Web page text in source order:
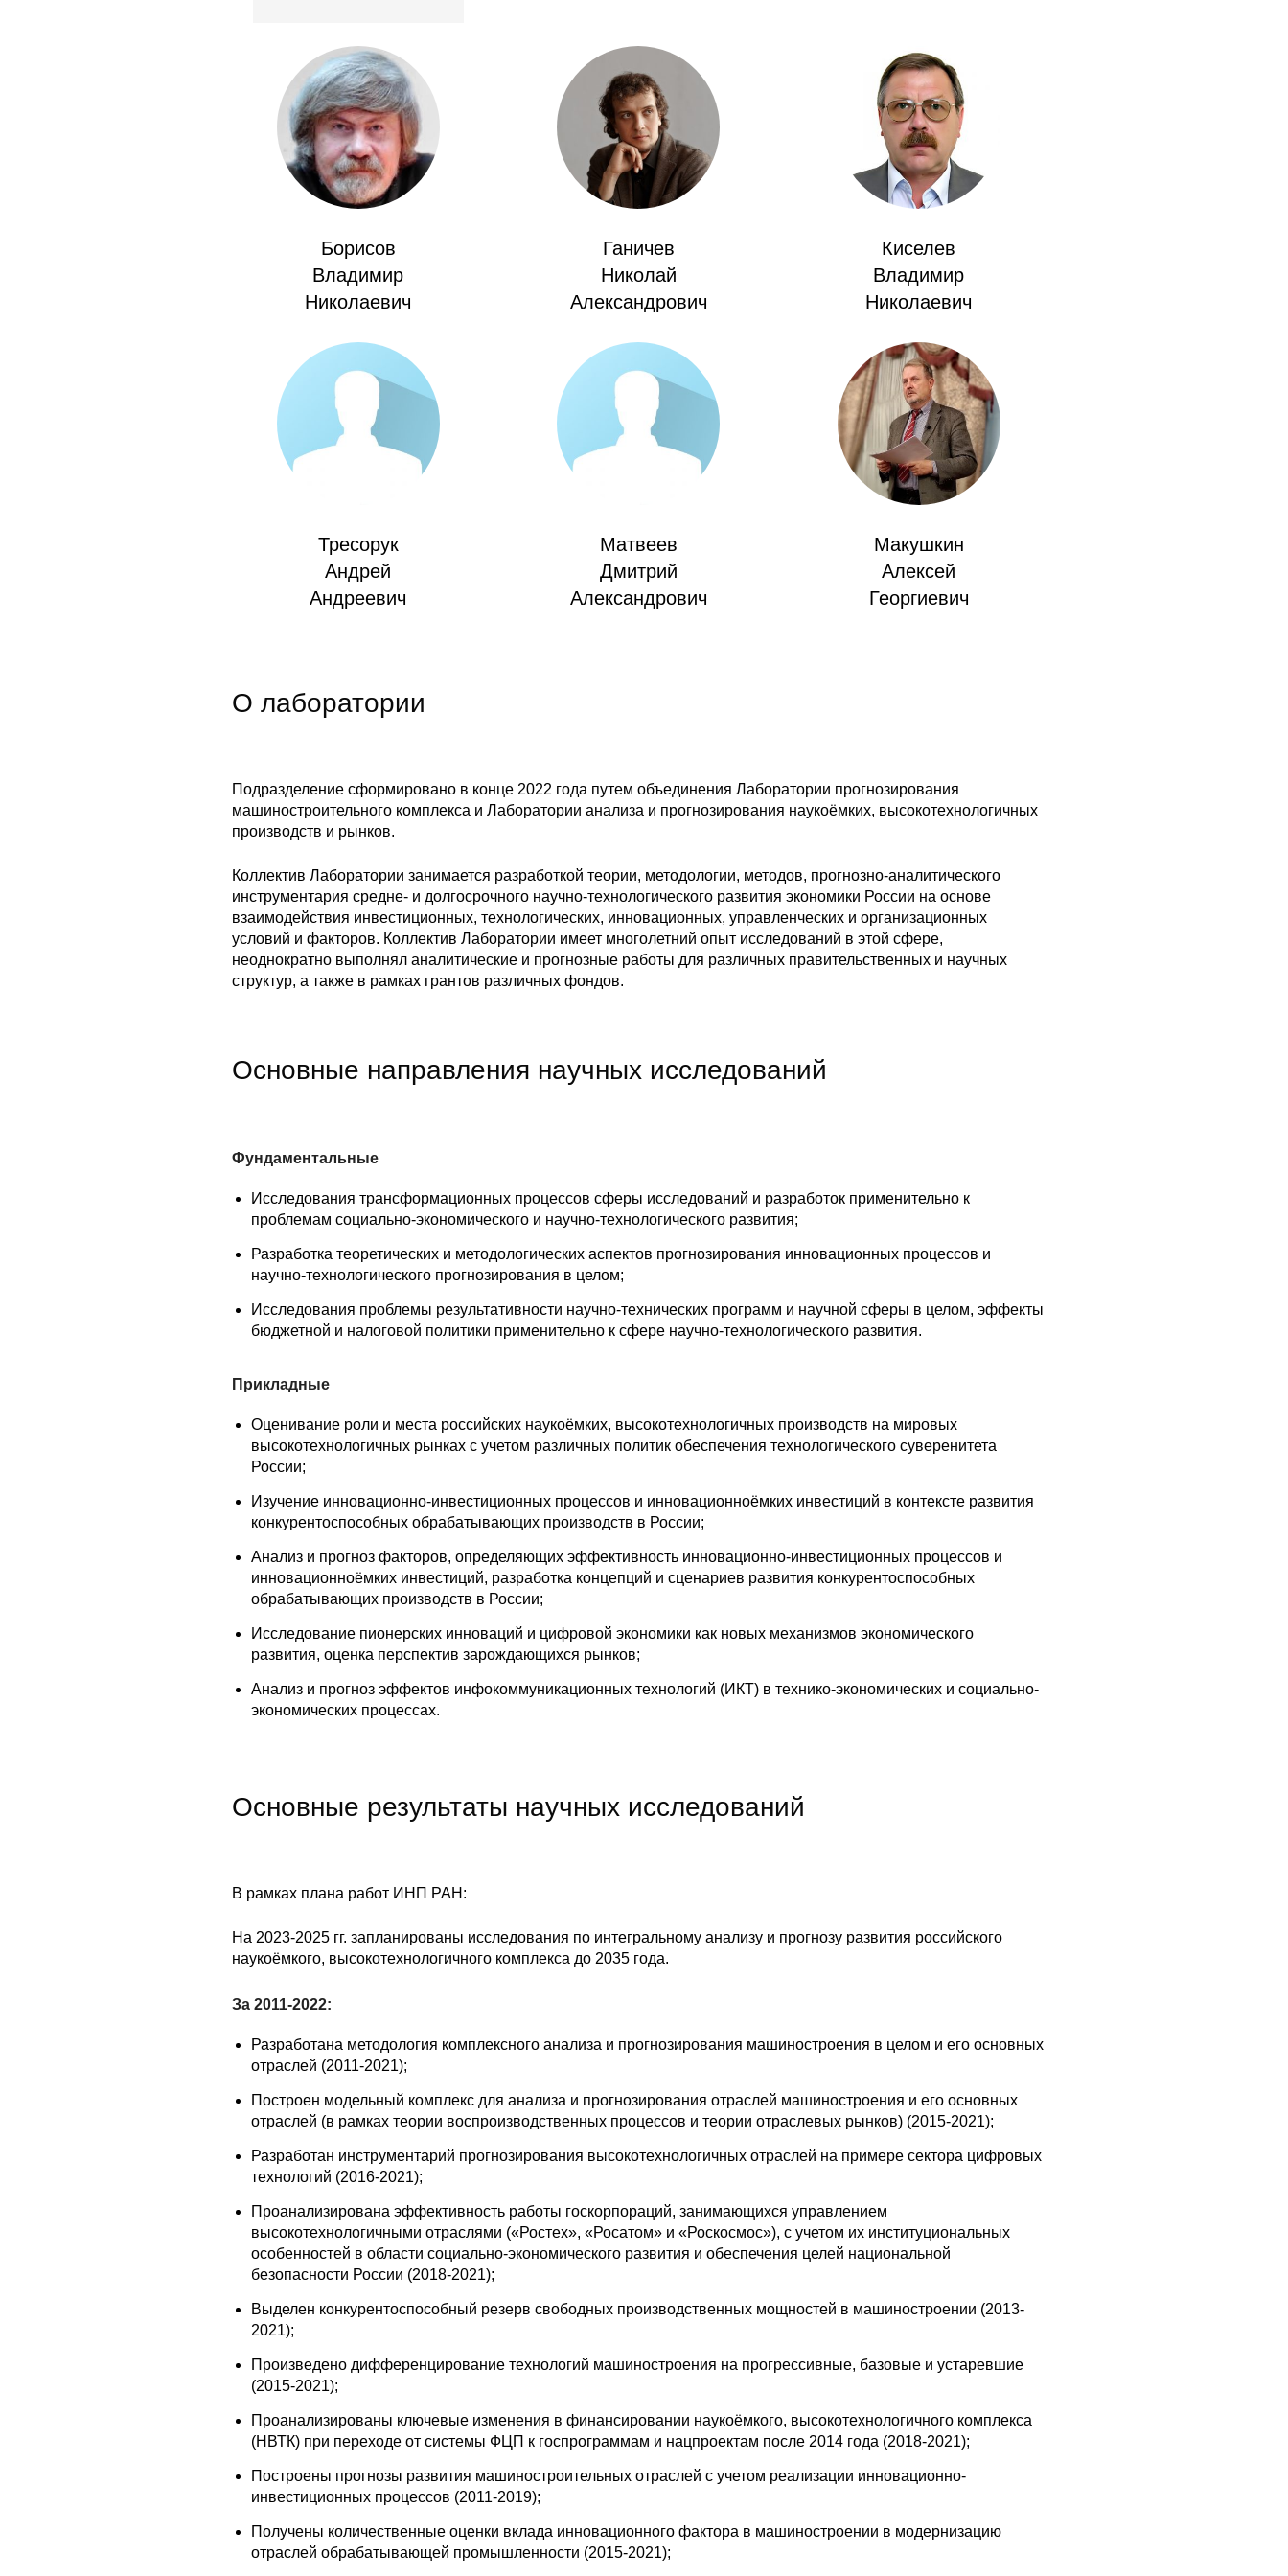
Борисов
Владимир
Николаевич
Ганичев
Николай
Александрович
Киселев
Владимир
Николаевич
Тресорук
Андрей
Андреевич
Матвеев
Дмитрий
Александрович
Макушкин
Алексей
Георгиевич
О лаборатории
Подразделение сформировано в конце 2022 года путем объединения Лаборатории прогнозирования
машиностроительного комплекса и Лаборатории анализа и прогнозирования наукоёмких, высокотехнологичных
производств и рынков.
Коллектив Лаборатории занимается разработкой теории, методологии, методов, прогнозно-аналитического
инструментария средне- и долгосрочного научно-технологического развития экономики России на основе
взаимодействия инвестиционных, технологических, инновационных, управленческих и организационных
условий и факторов. Коллектив Лаборатории имеет многолетний опыт исследований в этой сфере,
неоднократно выполнял аналитические и прогнозные работы для различных правительственных и научных
структур, а также в рамках грантов различных фондов.
Основные направления научных исследований
Фундаментальные
Исследования трансформационных процессов сферы исследований и разработок применительно к
проблемам социально-экономического и научно-технологического развития;
Разработка теоретических и методологических аспектов прогнозирования инновационных процессов и
научно-технологического прогнозирования в целом;
Исследования проблемы результативности научно-технических программ и научной сферы в целом, эффекты
бюджетной и налоговой политики применительно к сфере научно-технологического развития.
Прикладные
Оценивание роли и места российских наукоёмких, высокотехнологичных производств на мировых
высокотехнологичных рынках с учетом различных политик обеспечения технологического суверенитета
России;
Изучение инновационно-инвестиционных процессов и инновационноёмких инвестиций в контексте развития
конкурентоспособных обрабатывающих производств в России;
Анализ и прогноз факторов, определяющих эффективность инновационно-инвестиционных процессов и
инновационноёмких инвестиций, разработка концепций и сценариев развития конкурентоспособных
обрабатывающих производств в России;
Исследование пионерских инноваций и цифровой экономики как новых механизмов экономического
развития, оценка перспектив зарождающихся рынков;
Анализ и прогноз эффектов инфокоммуникационных технологий (ИКТ) в технико-экономических и социально-
экономических процессах.
Основные результаты научных исследований
В рамках плана работ ИНП РАН:
На 2023-2025 гг. запланированы исследования по интегральному анализу и прогнозу развития российского
наукоёмкого, высокотехнологичного комплекса до 2035 года.
За 2011-2022:
Разработана методология комплексного анализа и прогнозирования машиностроения в целом и его основных
отраслей (2011-2021);
Построен модельный комплекс для анализа и прогнозирования отраслей машиностроения и его основных
отраслей (в рамках теории воспроизводственных процессов и теории отраслевых рынков) (2015-2021);
Разработан инструментарий прогнозирования высокотехнологичных отраслей на примере сектора цифровых
технологий (2016-2021);
Проанализирована эффективность работы госкорпораций, занимающихся управлением
высокотехнологичными отраслями («Ростех», «Росатом» и «Роскосмос»), с учетом их институциональных
особенностей в области социально-экономического развития и обеспечения целей национальной
безопасности России (2018-2021);
Выделен конкурентоспособный резерв свободных производственных мощностей в машиностроении (2013-
2021);
Произведено дифференцирование технологий машиностроения на прогрессивные, базовые и устаревшие
(2015-2021);
Проанализированы ключевые изменения в финансировании наукоёмкого, высокотехнологичного комплекса
(НВТК) при переходе от системы ФЦП к госпрограммам и нацпроектам после 2014 года (2018-2021);
Построены прогнозы развития машиностроительных отраслей с учетом реализации инновационно-
инвестиционных процессов (2011-2019);
Получены количественные оценки вклада инновационного фактора в машиностроении в модернизацию
отраслей обрабатывающей промышленности (2015-2021);